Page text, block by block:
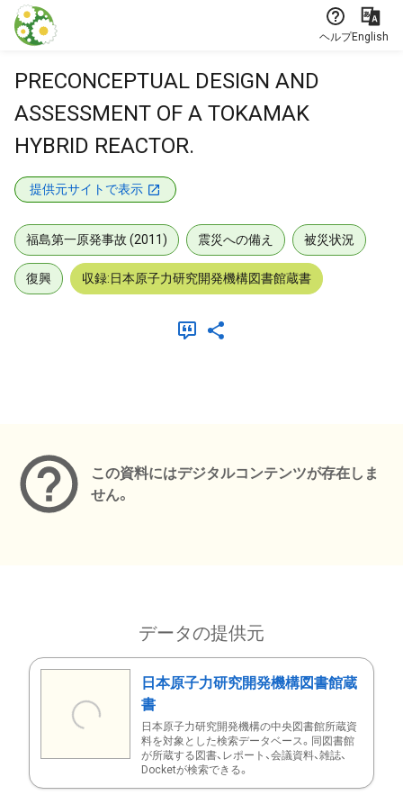
本文に飛ぶ
ヘルプEnglish
PRECONCEPTUAL DESIGN AND
ASSESSMENT OF A TOKAMAK
HYBRID REACTOR.
提供元サイトで表示
福島第一原発事故 (2011) 震災への備え 被災状況
復興 収録:日本原子力研究開発機構図書館蔵書
この資料にはデジタルコンテンツが存在しま
せん。
データの提供元
日本原子力研究開発機構図書館蔵
書
日本原子力研究開発機構の中央図書館所蔵資
料を対象とした検索データベース。同図書館
が所蔵する図書、レポート、会議資料、雑誌、
Docketが検索できる。